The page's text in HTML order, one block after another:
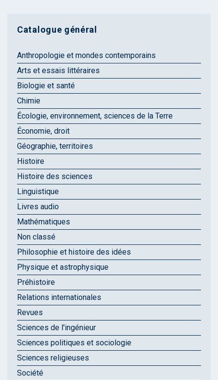
Catalogue général
Anthropologie et mondes contemporains
Arts et essais littéraires
Biologie et santé
Chimie
Écologie, environnement, sciences de la Terre
Économie, droit
Géographie, territoires
Histoire
Histoire des sciences
Linguistique
Livres audio
Mathématiques
Non classé
Philosophie et histoire des idées
Physique et astrophysique
Préhistoire
Relations internationales
Revues
Sciences de l'ingénieur
Sciences politiques et sociologie
Sciences religieuses
Société